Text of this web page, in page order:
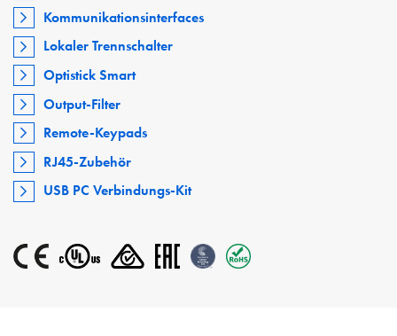
Kommunikationsinterfaces
Lokaler Trennschalter
Optistick Smart
Output-Filter
Remote-Keypads
RJ45-Zubehör
USB PC Verbindungs-Kit